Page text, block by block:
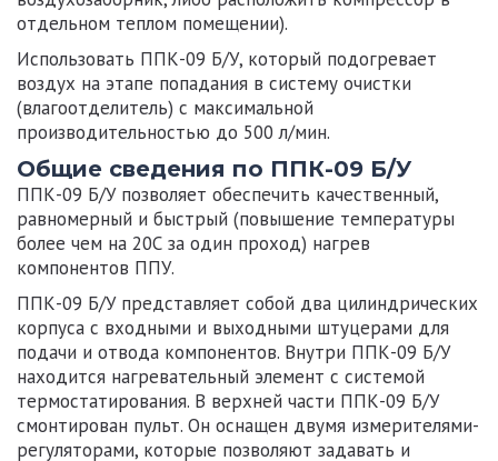
отдельном теплом помещении).
Использовать ППК-09 Б/У, который подогревает
воздух на этапе попадания в систему очистки
(влагоотделитель) с максимальной
производительностью до 500 л/мин.
Общие сведения по ППК-09 Б/У
ППК-09 Б/Упозволяет обеспечить качественный,
равномерный и быстрый (повышение температуры
более чем на 20С за один проход) нагрев
компонентов ППУ.
ППК-09 Б/Упредставляет собой два цилиндрических
корпуса с входными и выходными штуцерами для
подачи и отвода компонентов. Внутри ППК-09 Б/У
находится нагревательный элемент с системой
термостатирования. В верхней части ППК-09 Б/У
смонтирован пульт. Он оснащен двумя измерителями-
регуляторами, которые позволяют задавать и